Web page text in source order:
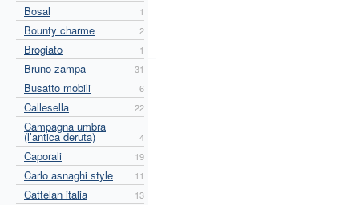
Bosal 1
Bounty charme 2
Brogiato 1
Bruno zampa 31
Busatto mobili 6
Callesella 22
Campagna umbra
(l’antica deruta) 4
Caporali 19
Carlo asnaghi style 11
Cattelan italia 13